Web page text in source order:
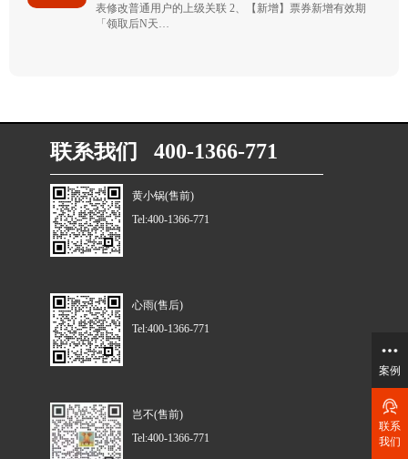
表修改普通用户的上级关联 2、【新增】票券新增有效期
「领取后N天…
联系我们 400-1366-771
黄小锅(售前)
Tel:400-1366-771
心雨(售后)
Tel:400-1366-771
岂不(售前)
Tel:400-1366-771
案例
联系
我们